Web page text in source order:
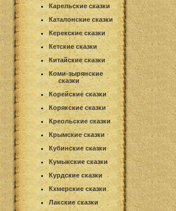
Карельские сказки
Каталонские сказки
Керекские сказки
Кетские сказки
Китайские сказки
Коми-зырянские
сказки
Корейские сказки
Корякские сказки
Креольские сказки
Крымские сказки
Кубинские сказки
Кумыкские сказки
Курдские сказки
Кхмерские сказки
Лакские сказки